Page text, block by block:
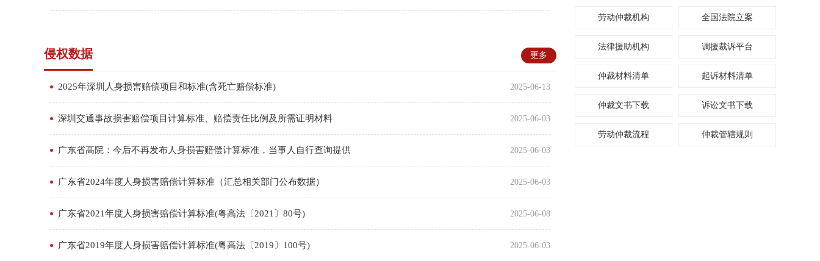
侵权数据 更多
2025年深圳人身损害赔偿项目和标准(含死亡赔偿标准) 2025-06-13
深圳交通事故损害赔偿项目计算标准、赔偿责任比例及所需证明材料 2025-06-03
广东省高院：今后不再发布人身损害赔偿计算标准，当事人自行查询提供 2025-06-03
广东省2024年度人身损害赔偿计算标准（汇总相关部门公布数据） 2025-06-03
广东省2021年度人身损害赔偿计算标准(粤高法〔2021〕80号) 2025-06-08
广东省2019年度人身损害赔偿计算标准(粤高法〔2019〕100号) 2025-06-03
劳动仲裁机构 全国法院立案
法律援助机构 调援裁诉平台
仲裁材料清单 起诉材料清单
仲裁文书下载 诉讼文书下载
劳动仲裁流程 仲裁管辖规则